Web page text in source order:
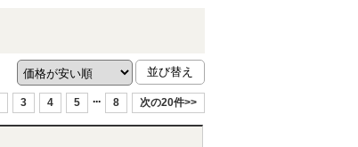
3 4 5 ... 8 次の20件>>